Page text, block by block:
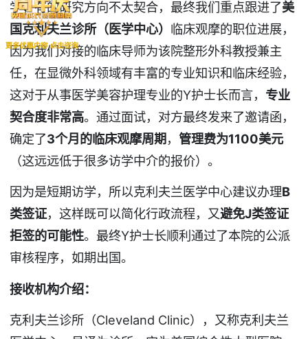
学；有的研究方向不太契合，最终我们重点跟进了美
国克利夫兰诊所（医学中心） 临床观摩的职位进展，
因为我们对接的临床导师为该院整形外科教授兼主
任，在显微外科领域有丰富的专业知识和临床经验，
这对于从事医学美容护理专业的Y护士长而言， 专业
契合度非常高。通过面试，对方最终发来了邀请函，
确定了3个月的临床观摩周期， 管理费为1100美元
（这远远低于很多访学中介的报价）。
因为是短期访学，所以克利夫兰医学中心建议办理B
类签证，这样既可以简化行政流程，又避免J类签证
拒签的可能性。最终Y护士长顺利通过了本院的公派
审核程序，如期出国。
接收机构介绍：
克利夫兰诊所（Cleveland Clinic），又称克利夫兰